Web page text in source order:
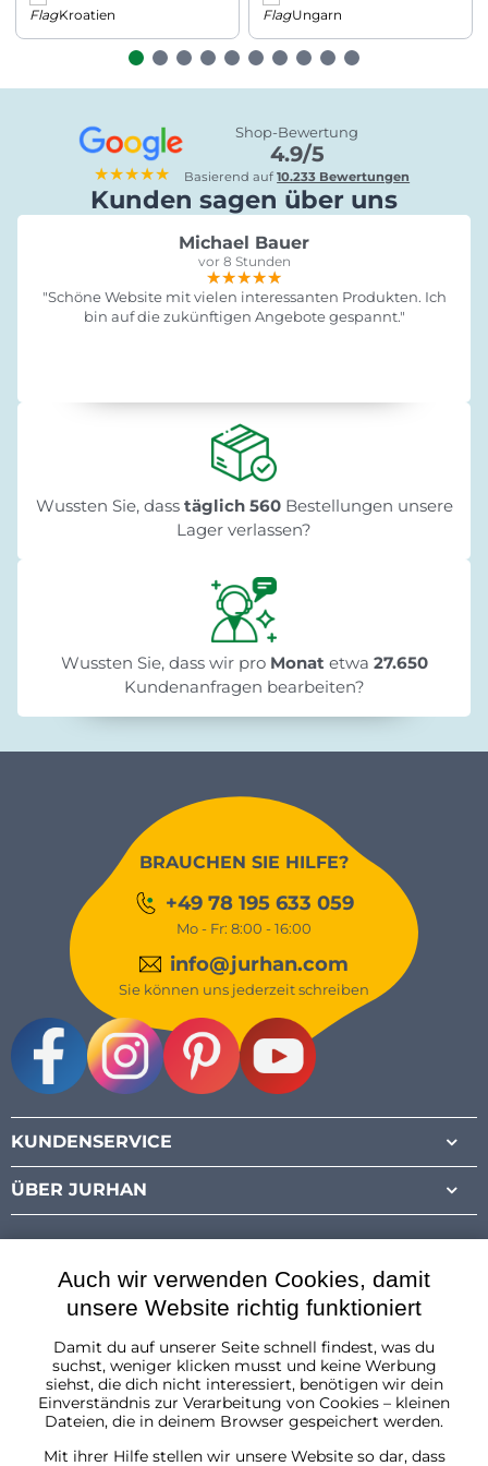
Kroatien Ungarn
★★★★★
Shop-Bewertung
4.9/5
Basierend auf10.233 Bewertungen
Kunden sagen über uns
Michael Bauer
vor 8 Stunden
★★★★★
★★★★★
★★★★★
"Schöne Website mit vielen interessanten Produkten. Ich
bin auf die zukünftigen Angebote gespannt."
Wussten Sie, dass täglich 560Bestellungen unsere
Lager verlassen?
Wussten Sie, dass wir pro Monat etwa 27.650
Kundenanfragen bearbeiten?
BRAUCHEN SIE HILFE?
+49 78 195 633 059
Mo - Fr: 8:00 - 16:00
info@jurhan.com
Sie können uns jederzeit schreiben
KUNDENSERVICE
ÜBER JURHAN
Österreich
Auch wir verwenden Cookies, damit
unsere Website richtig funktioniert
Damit du auf unserer Seite schnell findest, was du
suchst, weniger klicken musst und keine Werbung
siehst, die dich nicht interessiert, benötigen wir dein
Einverständnis zur Verarbeitung von Cookies – kleinen
Dateien, die in deinem Browser gespeichert werden.
Mit ihrer Hilfe stellen wir unsere Website so dar, dass